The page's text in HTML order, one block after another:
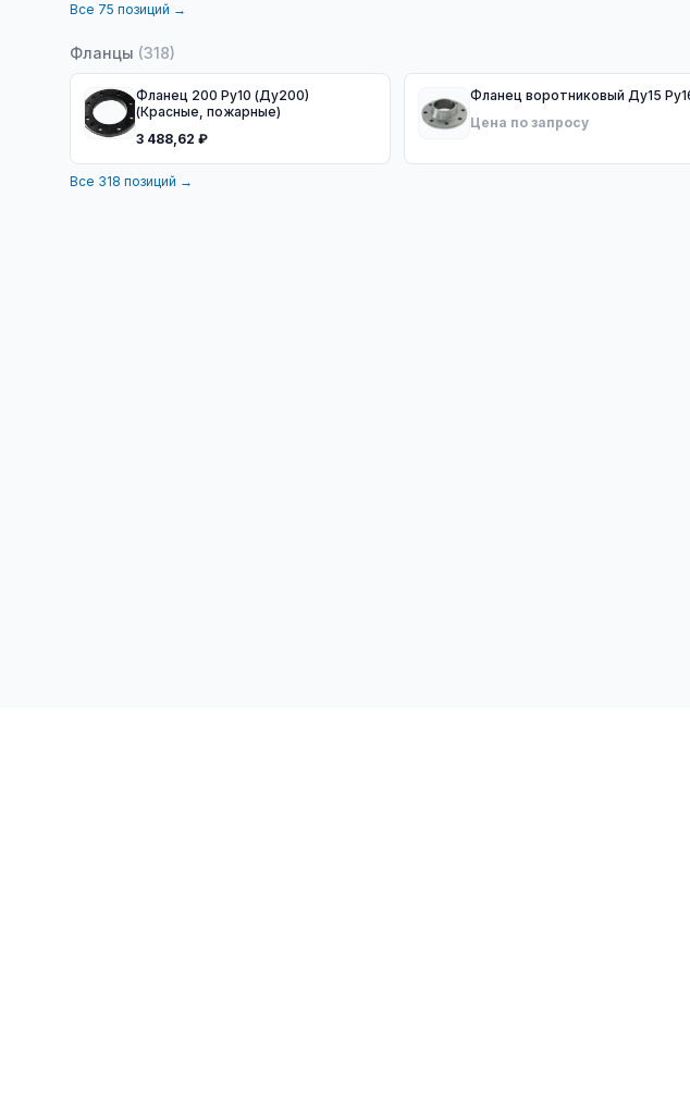
Все 75 позиций →
Фланцы (318)
Фланец 200 Ру10 (Ду200)
(Красные, пожарные)
3 488,62 ₽
Фланец воротниковый Ду15
Цена по запросу
Все 318 позиций →